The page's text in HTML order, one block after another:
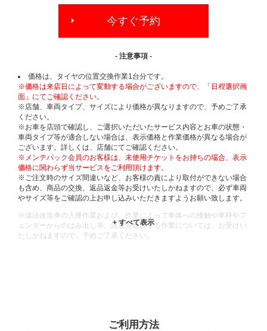
今すぐ予約
- 注意事項 -
価格は、タイヤの位置交換作業1台分です。
※価格は来店日によって変動する場合がございますので、「日程選択画
面」にてご確認ください。
※店舗、車両タイプ、サイズにより価格が異なりますので、予めご了承
ください。
※お車を店頭で確認し、ご選択いただいたサービス内容とお車の状態・
車両タイプ等が適合しない場合は、表示価格と作業価格が異なる場合が
ございます。詳しくは、店舗にてご確認ください。
※メンテパック会員のお客様は、未使用チケットをお持ちの場合、表示
価格に関わらず当サービスをご利用頂けます。
※ご注文時のサイズ間違いなど、お客様の責により取付ができない場合
も含め、商品の交換、返品返金等お受けいたしかねますので、必ず車両
やサイズ等をご確認の上お申し込みいただきますようお願い致します。
※違法改造車の入庫作業および、作業によって車体への接触や車枠やフ
ェンダーからのはみ出し等、法規を逸脱する作業については、お受けい
たしかねますので、予めご了承ください。
ご利用方法